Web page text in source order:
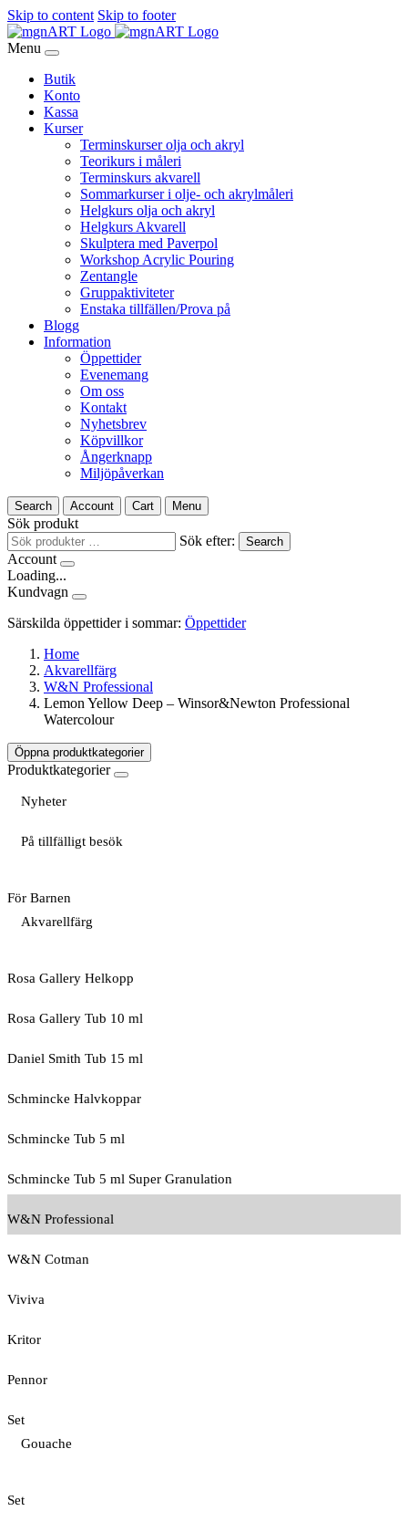
Skip to content Skip to footer
Menu
Butik
Konto
Kassa
Kurser
Terminskurser olja och akryl
Teorikurs i måleri
Terminskurs akvarell
Sommarkurser i olje- och akrylmåleri
Helgkurs olja och akryl
Helgkurs Akvarell
Skulptera med Paverpol
Workshop Acrylic Pouring
Zentangle
Gruppaktiviteter
Enstaka tillfällen/Prova på
Blogg
Information
Öppettider
Evenemang
Om oss
Kontakt
Nyhetsbrev
Köpvillkor
Ångerknapp
Miljöpåverkan
Search Account Cart Menu
Sök produkt
Sök efter:
Search
Account
Loading...
Kundvagn
Särskilda öppettider i sommar: Öppettider
Home
Akvarellfärg
W&N Professional
Lemon Yellow Deep – Winsor&Newton Professional
Watercolour
Öppna produktkategorier
Produktkategorier
Nyheter
På tillfälligt besök
För Barnen
Akvarellfärg
Rosa Gallery Helkopp
Rosa Gallery Tub 10 ml
Daniel Smith Tub 15 ml
Schmincke Halvkoppar
Schmincke Tub 5 ml
Schmincke Tub 5 ml Super Granulation
W&N Professional
W&N Cotman
Viviva
Kritor
Pennor
Set
Gouache
Set